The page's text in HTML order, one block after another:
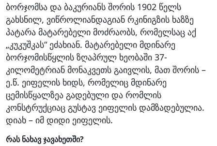
ბორჯომსა და ბაკურიანს შორის 1902 წელს
გახსნილ, ვიწროლიანდაგიან რკინიგზის ხაზზე
პატარა მატარებელი მოძრაობს, რომელსაც აქ
„კუკუშკას“ ეძახიან. მატარებელი მდინარე
ბორჯომისწყლის ზღაპრულ ხეობაში 37-
კილომეტრიან მონაკვეთს გაივლის, მათ შორის –
ე.წ. ეიფელის ხიდს, რომელიც მდინარე
ცემისწყალზეა გადებული და რომლის
კონსტრუქციაც გუსტავ ეიფელის დამზადებულია.
დიახ – იმ დიდი ეიფელის.
რას ნახავ ჯავახეთში?